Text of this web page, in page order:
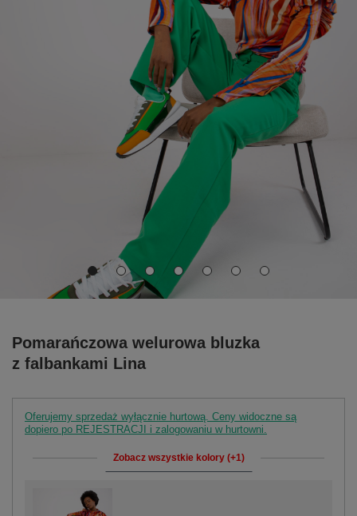
Pomarańczowa welurowa bluzka
z falbankami Lina
Oferujemy sprzedaż wyłącznie hurtową. Ceny widoczne są
dopiero po REJESTRACJI i zalogowaniu w hurtowni.
Zobacz wszystkie kolory (+1)